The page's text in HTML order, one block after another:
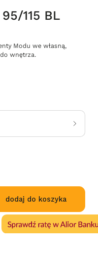
115 BL
Modu we własną,
wnętrza.
dodaj do koszyka